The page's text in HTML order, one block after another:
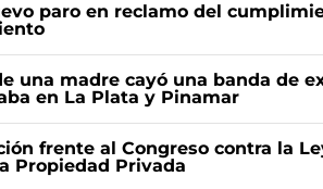
paro en reclamo del
una madre cayó una banda de
en La Plata y Pinamar
frente al Congreso contra la
Propiedad Privada